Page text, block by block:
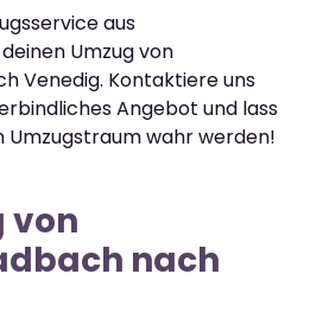
aus
Umzug von
Venedig. Kontaktiere uns
Angebot und lass
Umzugstraum wahr werden!
von
nach